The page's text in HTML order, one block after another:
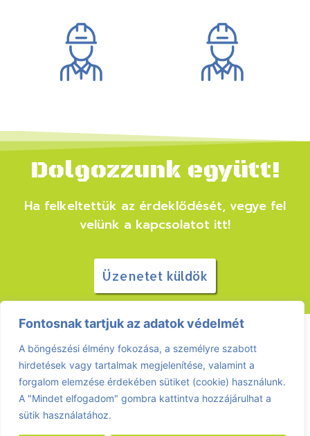
Fontosnak tartjuk az adatok védelmét
A böngészési élmény fokozása, a személyre szabott
hirdetések vagy tartalmak megjelenítése, valamint a
forgalom elemzése érdekében sütiket (cookie) használunk.
A "Mindet elfogadom" gombra kattintva hozzájárulhat a
sütik használatához.
Dolgozzunk együtt!
Ha felkeltettük az érdeklődését, vegye fel
velünk a kapcsolatot itt!
Üzenetet küldök
E-mail:info@greentool.hu
Telefon: +3620 771 0989